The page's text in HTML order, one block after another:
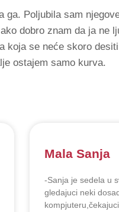
ga. Poljubila sam
dobro znam da ja ne
koja se neće skoro
ostajem samo kurva.
Mala Sanja
-Sanja je sedela u
gledajuci neki